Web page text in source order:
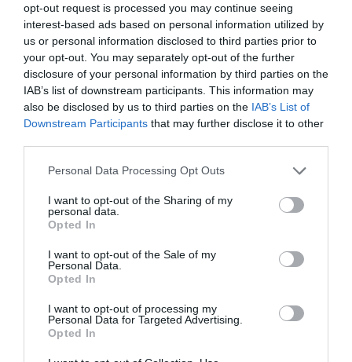
opt-out request is processed you may continue seeing
interest-based ads based on personal information utilized by
us or personal information disclosed to third parties prior to
your opt-out. You may separately opt-out of the further
disclosure of your personal information by third parties on the
IAB’s list of downstream participants. This information may
also be disclosed by us to third parties on the IAB’s List of
Downstream Participants that may further disclose it to other
Please note that this website/app uses one or more Google
not limited to your visit or usage behaviour. You may click to
grant or deny consent to Google and its third-party tags to
use your data for below specified purposes in below Google
consent section.
Personal Data Processing Opt Outs
I want to opt-out of the Sharing of my
personal data.
Opted In
I want to opt-out of the Sale of my
Personal Data.
Opted In
I want to opt-out of processing my
Personal Data for Targeted Advertising.
Opted In
üzemanyagárak, fokozódik a
pénzügyi instabilitás, és
bizalomvesztést okoz
világszerte
– mondta Matteo.
Matteo szerint a háború okozta problémák azért is
jelentkezhetnek súlyosabban, mert a térségben
még mindig a járvány hatásaival küzdenek, ami már
felpörgő infláció pedig gyorsíthatja az amerikai
monetáris szigorítást.
A fegyveres konfliktus következményei az ázsiai és
a csendes-óceáni térség egyes országaiban a